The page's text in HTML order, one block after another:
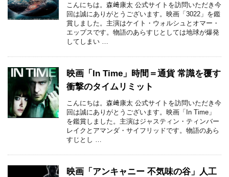
こんにちは。森﨑康太 公式サイトを訪問いただき今
回は誠にありがとうございます。映画「3022」を鑑
賞しました。主演はケイト・ウォルシュとオマー・
エップスです。物語のあらすじとしては地球が爆発
してしまい …
映画「In Time」時間＝通貨 常識を覆す
衝撃のタイムリミット
こんにちは。森﨑康太 公式サイトを訪問いただき今
回は誠にありがとうございます。映画「In Time」
を鑑賞しました。主演はジャスティン・ティンバー
レイクとアマンダ・サイフリッドです。物語のあら
すじとし …
映画「アンキャニー 不気味の谷」人工